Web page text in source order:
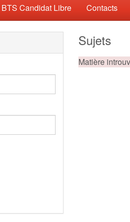
BTS Candidat Libre Contacts
Sujets
Matière